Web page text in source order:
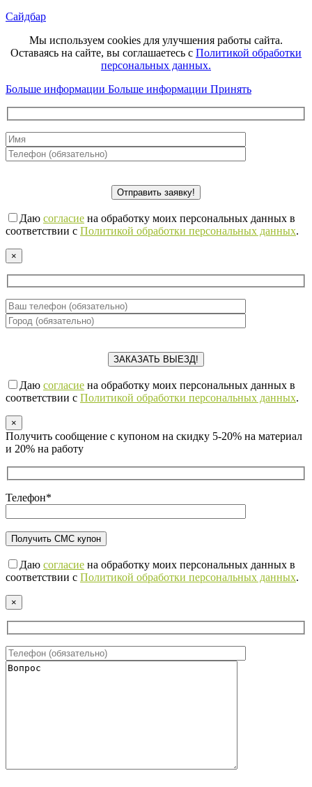
Сайдбар
Мы используем cookies для улучшения работы сайта.
Оставаясь на сайте, вы соглашаетесь с Политикой обработки
персональных данных.
Больше информации Больше информации Принять
Даю согласие на обработку моих персональных данных в
соответствии с Политикой обработки персональных данных.
×
Даю согласие на обработку моих персональных данных в
соответствии с Политикой обработки персональных данных.
×
Получить сообщение с купоном на скидку 5-20% на материал
и 20% на работу
Телефон*
Даю согласие на обработку моих персональных данных в
соответствии с Политикой обработки персональных данных.
×